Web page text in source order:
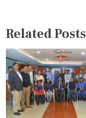
i
o
n
Related Posts